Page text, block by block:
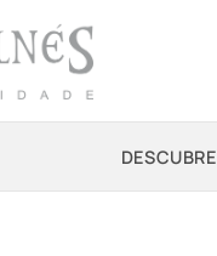
DESCUBRE